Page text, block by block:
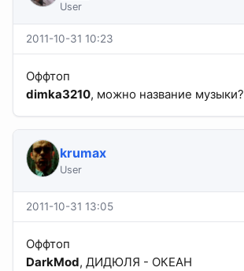
User
2011-10-31 10:23
Оффтоп
dimka3210, можно название музыки?
krumax
User
2011-10-31 13:05
Оффтоп
DarkMod, ДИДЮЛЯ - ОКЕАН